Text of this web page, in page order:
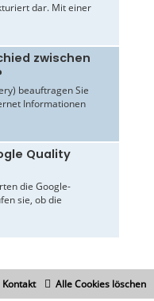
dar. Mit einer
zwischen
beauftragen Sie
Informationen
Quality
die Google-
sie, ob die
Alle Cookies löschen
Kontakt